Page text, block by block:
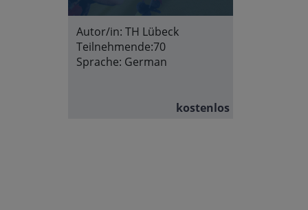
Autor/in: TH Lübeck
Teilnehmende:70
Sprache: German
kostenlos